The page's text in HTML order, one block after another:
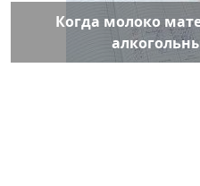
Когда молоко